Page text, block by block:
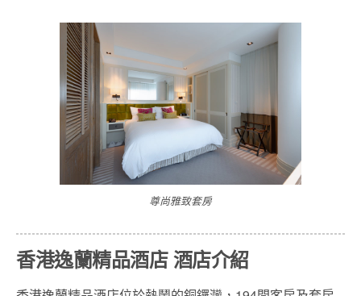
尊尚雅致套房
香港逸蘭精品酒店 酒店介紹